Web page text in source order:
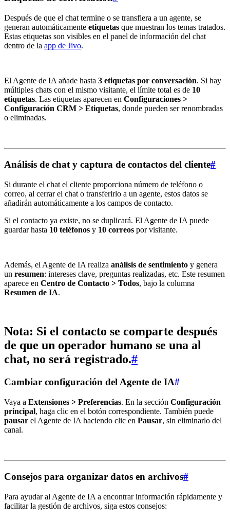
Después de que el chat termine o se transfiera a un agente, se
generan automáticamente etiquetas que muestran los temas tratados.
Estas etiquetas son visibles en el panel de información del chat
dentro de la app de Jivo.
El Agente de IA añade hasta 3 etiquetas por conversación. Si hay
múltiples chats con el mismo visitante, el límite total es de 10
etiquetas. Las etiquetas aparecen en Configuraciones >
Configuración CRM > Etiquetas, donde pueden ser renombradas
o eliminadas.
Análisis de chat y captura de contactos del cliente#
Si durante el chat el cliente proporciona número de teléfono o
correo, al cerrar el chat o transferirlo a un agente, estos datos se
añadirán automáticamente a los campos de contacto.
Si el contacto ya existe, no se duplicará. El Agente de IA puede
guardar hasta 10 teléfonos y 10 correos por visitante.
Además, el Agente de IA realiza análisis de sentimiento y genera
un resumen: intereses clave, preguntas realizadas, etc. Este resumen
aparece en Centro de Contacto > Todos, bajo la columna
Resumen de IA.
Nota: Si el contacto se comparte después
de que un operador humano se una al
chat, no será registrado.#
Cambiar configuración del Agente de IA#
Vaya a Extensiones > Preferencias. En la sección Configuración
principal, haga clic en el botón correspondiente. También puede
pausar el Agente de IA haciendo clic en Pausar, sin eliminarlo del
canal.
Consejos para organizar datos en archivos#
Para ayudar al Agente de IA a encontrar información rápidamente y
facilitar la gestión de archivos, siga estos consejos: